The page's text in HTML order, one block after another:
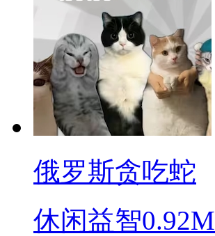
俄罗斯贪吃蛇
休闲益智0.92M